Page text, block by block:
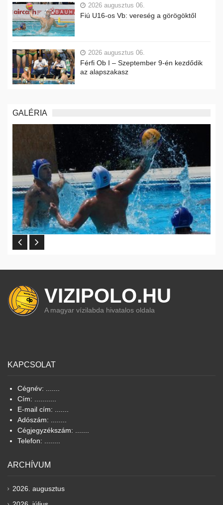
2026 augusztus 06.
Fiú U16-os Vb: vereség a görögöktől
2026 augusztus 06.
Férfi Ob I – Szeptember 9-én kezdődik
az alapszakasz
GALÉRIA
VIZIPOLO.HU
A magyar vízilabda hivatalos oldala
KAPCSOLAT
Cégnév: .......
Cím: ...........
E-mail cím: .......
Adószám: ........
Cégjegyzékszám: .......
Telefon: ........
ARCHÍVUM
2026. augusztus